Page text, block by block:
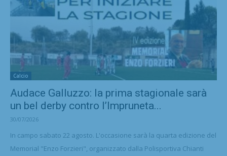
Calcio
Audace Galluzzo: la prima stagionale sarà
un bel derby contro l’Impruneta...
30/07/2026
In campo sabato 22 agosto. L'occasione sarà la quarta edizione del
Memorial "Enzo Forzieri", organizzato dalla Polisportiva Chianti